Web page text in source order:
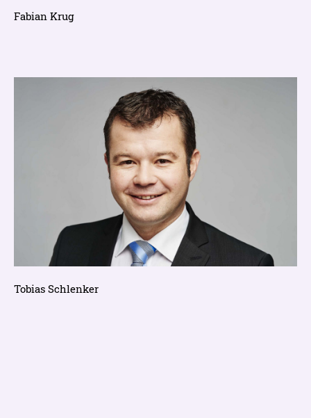
Fabian Krug
Tobias Schlenker